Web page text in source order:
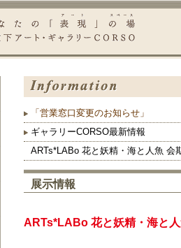
「営業窓口変更のお知らせ」
ギャラリーCORSO最新情報
ARTs*LABo 花と妖精・海と人魚 会
展示情報
ARTs*LABo 花と妖精・海と